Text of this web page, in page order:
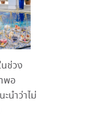
ช่วง
พอ
นำว่าไม่